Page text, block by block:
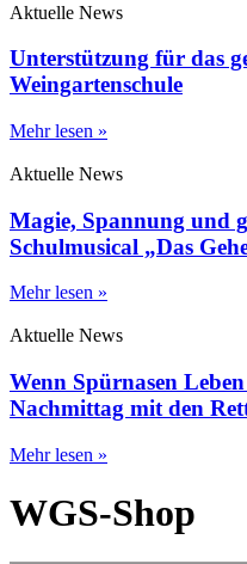
Aktuelle News
Unterstützung für das
Weingartenschule
Mehr lesen »
Aktuelle News
Magie, Spannung und
Schulmusical „Das
Mehr lesen »
Aktuelle News
Wenn Spürnasen
Nachmittag mit den
Mehr lesen »
WGS-Shop